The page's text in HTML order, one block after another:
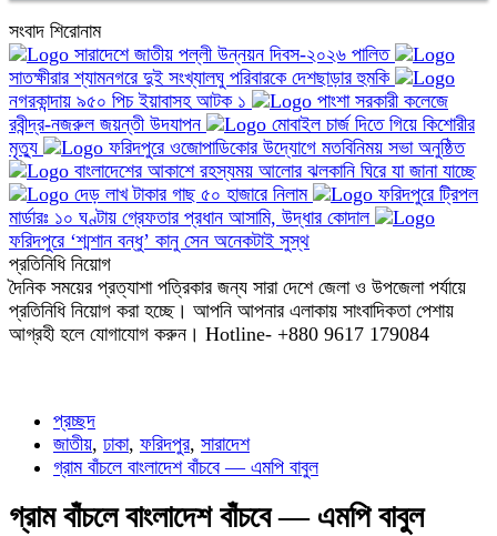
সংবাদ শিরোনাম
সারাদেশে জাতীয় পল্লী উন্নয়ন দিবস-২০২৬ পালিত
সাতক্ষীরার শ্যামনগরে দুই সংখ্যালঘু পরিবারকে দেশছাড়ার হুমকি
নগরকান্দায় ৯৫০ পিচ ইয়াবাসহ আটক ১
পাংশা সরকারী কলেজে
রবীন্দ্র-নজরুল জয়ন্তী উদযাপন
মোবাইল চার্জ দিতে গিয়ে কিশোরীর
মৃত্যু
ফরিদপুরে ওজোপাডিকোর উদ্যোগে মতবিনিময় সভা অনুষ্ঠিত
বাংলাদেশের আকাশে রহস্যময় আলোর ঝলকানি ঘিরে যা জানা যাচ্ছে
দেড় লাখ টাকার গাছ ৫০ হাজারে নিলাম
ফরিদপুরে ট্রিপল
মার্ডারঃ ১০ ঘণ্টায় গ্রেফতার প্রধান আসামি, উদ্ধার কোদাল
ফরিদপুরে ‘শ্মশান বন্ধু’ কানু সেন অনেকটাই সুস্থ
প্রতিনিধি নিয়োগ
দৈনিক সময়ের প্রত্যাশা পত্রিকার জন্য সারা দেশে জেলা ও উপজেলা পর্যায়ে
প্রতিনিধি নিয়োগ করা হচ্ছে। আপনি আপনার এলাকায় সাংবাদিকতা পেশায়
আগ্রহী হলে যোগাযোগ করুন। Hotline- +880 9617 179084
প্রচ্ছদ
জাতীয়, ঢাকা, ফরিদপুর, সারাদেশ
গ্রাম বাঁচলে বাংলাদেশ বাঁচবে — এমপি বাবুল
গ্রাম বাঁচলে বাংলাদেশ বাঁচবে — এমপি বাবুল